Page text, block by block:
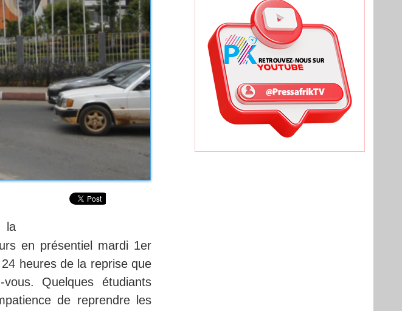
la
en présentiel mardi 1er
heures de la reprise que
Quelques étudiants
de reprendre les